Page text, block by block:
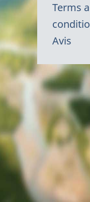
Terms
Avis